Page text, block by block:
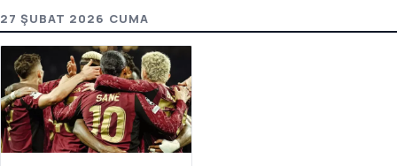
27 ŞUBAT 2026 CUMA